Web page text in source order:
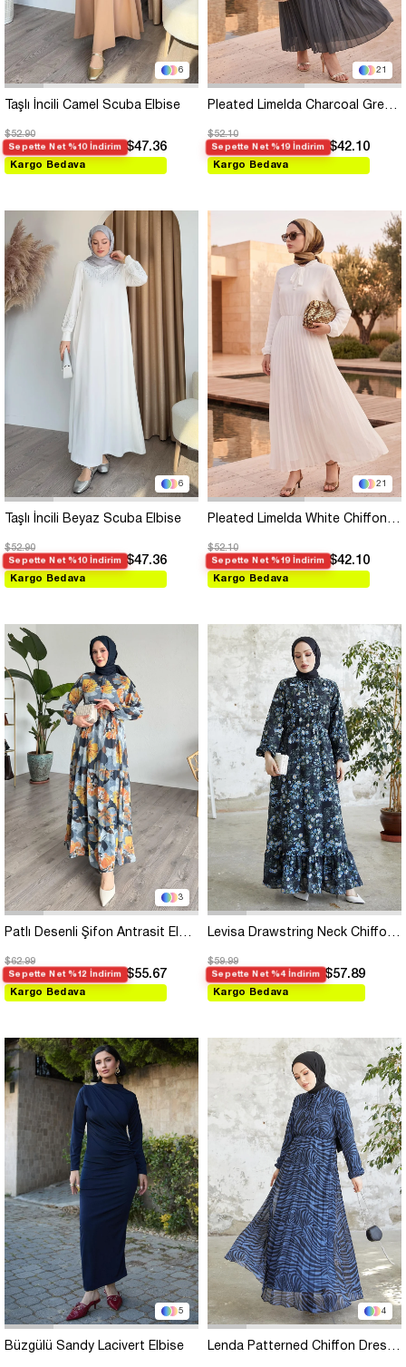
6
Taşlı İncili Camel Scuba Elbise
$52.90
Sepette Net %10 İndirim $47.36
Kargo Bedava
21
Pleated Limelda Charcoal Grey Chiffon Dress
$52.10
Sepette Net %19 İndirim $42.10
Kargo Bedava
6
Taşlı İncili Beyaz Scuba Elbise
$52.90
Sepette Net %10 İndirim $47.36
Kargo Bedava
21
Pleated Limelda White Chiffon Dress
$52.10
Sepette Net %19 İndirim $42.10
Kargo Bedava
3
Patlı Desenli Şifon Antrasit Elbise
$62.99
Sepette Net %12 İndirim $55.67
Kargo Bedava
Levisa Drawstring Neck Chiffon Dress - Black
$59.99
Sepette Net %4 İndirim $57.89
Kargo Bedava
5
Büzgülü Sandy Lacivert Elbise
4
Lenda Patterned Chiffon Dress - Navy